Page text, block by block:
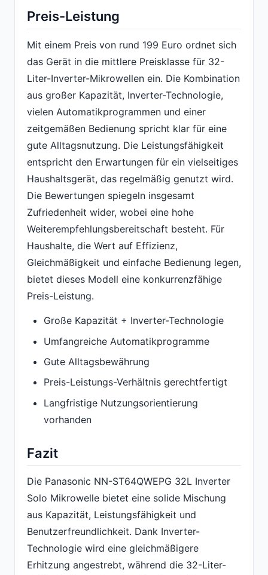
Preis-Leistung
Mit einem Preis von rund 199 Euro ordnet sich
das Gerät in die mittlere Preisklasse für 32-
Liter-Inverter-Mikrowellen ein. Die Kombination
aus großer Kapazität, Inverter-Technologie,
vielen Automatikprogrammen und einer
zeitgemäßen Bedienung spricht klar für eine
gute Alltagsnutzung. Die Leistungsfähigkeit
entspricht den Erwartungen für ein vielseitiges
Haushaltsgerät, das regelmäßig genutzt wird.
Die Bewertungen spiegeln insgesamt
Zufriedenheit wider, wobei eine hohe
Weiterempfehlungsbereitschaft besteht. Für
Haushalte, die Wert auf Effizienz,
Gleichmäßigkeit und einfache Bedienung legen,
bietet dieses Modell eine konkurrenzfähige
Preis-Leistung.
Große Kapazität + Inverter-Technologie
Umfangreiche Automatikprogramme
Gute Alltagsbewährung
Preis-Leistungs-Verhältnis gerechtfertigt
Langfristige Nutzungsorientierung
vorhanden
Fazit
Die Panasonic NN-ST64QWEPG 32L Inverter
Solo Mikrowelle bietet eine solide Mischung
aus Kapazität, Leistungsfähigkeit und
Benutzerfreundlichkeit. Dank Inverter-
Technologie wird eine gleichmäßigere
Erhitzung angestrebt, während die 32-Liter-